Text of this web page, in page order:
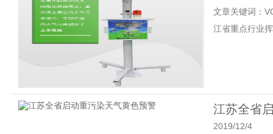
文章关键词：
江省重点行业
江苏全省
2019/12/4